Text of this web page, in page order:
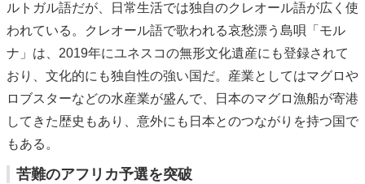
ルトガル語だが、日常生活では独自のクレオール語が広く使
われている。クレオール語で歌われる哀愁漂う島唄「モル
ナ」は、2019年にユネスコの無形文化遺産にも登録されて
おり、文化的にも独自性の強い国だ。産業としてはマグロや
ロブスターなどの水産業が盛んで、日本のマグロ漁船が寄港
してきた歴史もあり、意外にも日本とのつながりを持つ国で
もある。
苦難のアフリカ予選を突破